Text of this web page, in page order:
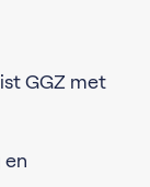
GGZ met
en